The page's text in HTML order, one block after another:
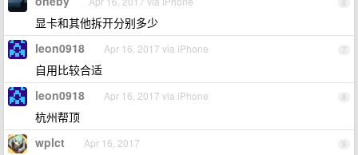
6
显卡和其他拆开分别多少
7
leon0918 Apr 16, 2017 via iPhone
自用比较合适
8
leon0918 Apr 16, 2017 via iPhone
杭州帮顶
9
wplct Apr 16, 2017